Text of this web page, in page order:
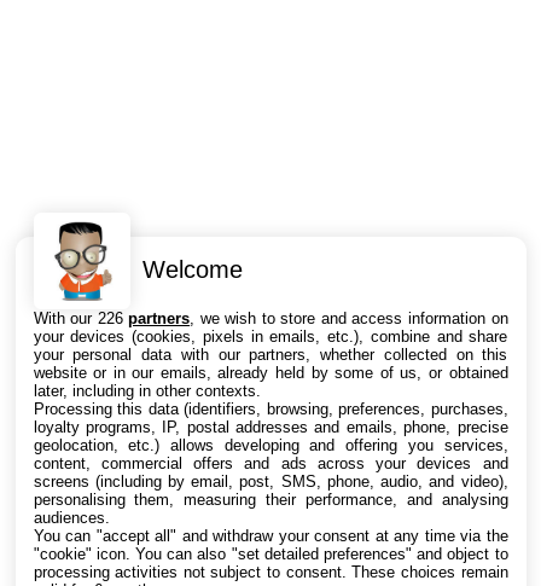
Intéressant ? Partagez !
Welcome
With our 226partners , we wish to store and access information on
your devices (cookies, pixels in emails, etc.), combine and share
your personal data with our partners, whether collected on this
website or in our emails, already held by some of us, or obtained
later, including in other contexts.
Processing this data (identifiers, browsing, preferences, purchases,
loyalty programs, IP, postal addresses and emails, phone, precise
geolocation, etc.) allows developing and offering you services,
content, commercial offers and ads across your devices and
screens (including by email, post, SMS, phone, audio, and video),
personalising them, measuring their performance, and analysing
audiences.
You can "accept all" and withdraw your consent at any time via the
"cookie" icon. You can also "set detailed preferences" and object to
processing activities not subject to consent. These choices remain